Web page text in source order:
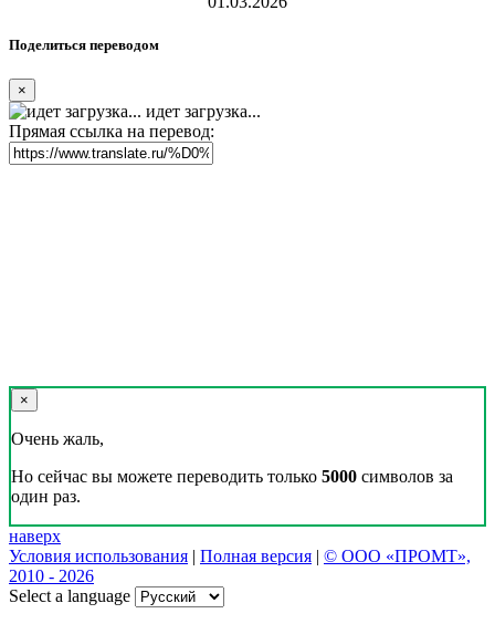
Поделиться переводом
×
идет загрузка...
Прямая ссылка на перевод:
×
Очень жаль,
Но сейчас вы можете переводить только 5000 символов за
один раз.
наверх
Условия использования | Полная версия | © ООО «ПРОМТ»,
2010 - 2026
Select a language